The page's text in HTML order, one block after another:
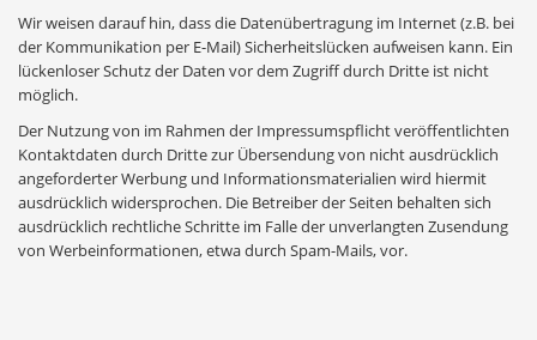
Wir weisen darauf hin, dass die Datenübertragung im Internet (z.B. bei
der Kommunikation per E-Mail) Sicherheitslücken aufweisen kann. Ein
lückenloser Schutz der Daten vor dem Zugriff durch Dritte ist nicht
möglich.
Der Nutzung von im Rahmen der Impressumspflicht veröffentlichten
Kontaktdaten durch Dritte zur Übersendung von nicht ausdrücklich
angeforderter Werbung und Informationsmaterialien wird hiermit
ausdrücklich widersprochen. Die Betreiber der Seiten behalten sich
ausdrücklich rechtliche Schritte im Falle der unverlangten Zusendung
von Werbeinformationen, etwa durch Spam-Mails, vor.